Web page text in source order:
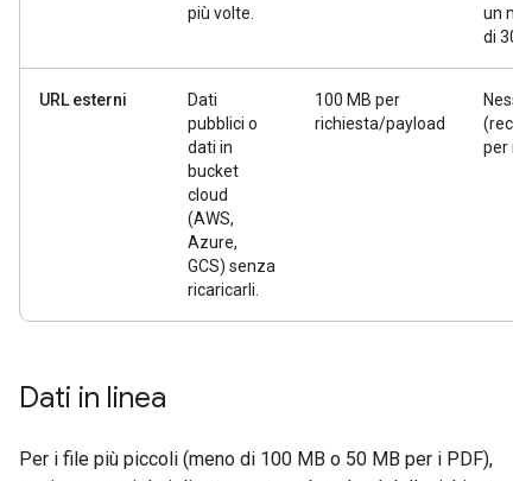
più volte.
un
di 30
URL esterni
Dati
pubblici o
dati in
bucket
cloud
(AWS,
Azure,
GCS) senza
ricaricarli.
100 MB per
richiesta/payload
per
Dati in linea
Per i file più piccoli (meno di 100 MB o 50 MB per i PDF),